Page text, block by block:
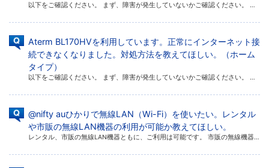
以下をご確認ください。 まず、障害が発生していないかご確認ください。 トラブル / メンテナンス情報 障害が発生していない場合は、以下をご確認ください。 ■ Aterm BL170HVランプ点灯状態 （正面） 「ランプ状 […]
Aterm BL170HVを利用しています。正常にインターネット接
続できなくなりました。対処方法を教えてほしい。（ホーム
タイプ）
以下をご確認ください。 まず、障害が発生していないかご確認ください。 トラブル / メンテナンス情報 障害が発生していない場合は、以下をご確認ください。 ■ Aterm BL170HVランプ点灯状態 （正面） 「ランプ状 […]
@nifty auひかりで無線LAN（Wi-Fi）を使いたい。レンタル
や市販の無線LAN機器の利用が可能か教えてほしい。
レンタル、市販の無線LAN機器ともに、ご利用は可能です。 市販の無線機器をご利用の場合 市販の無線LANでもお客さまご自身で設定することでご利用は可能です。 サポートにつきましては、弊社でご案内できない範囲となりますので […]